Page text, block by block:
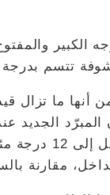
الكبير
تتسم بدرجة
أنها ما تزال
المبرّد
مقارنة